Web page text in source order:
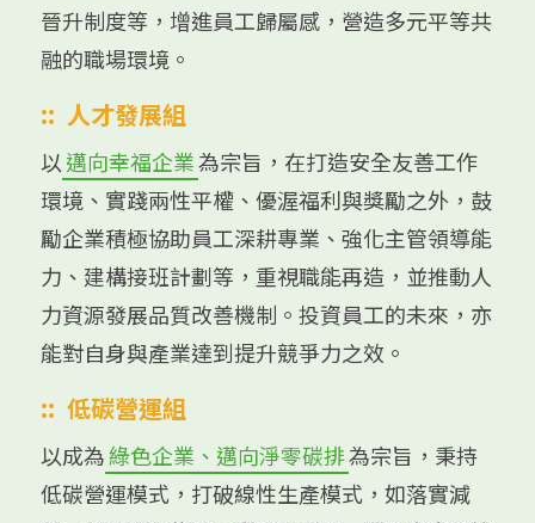
晉升制度等，增進員工歸屬感，營造多元平等共
融的職場環境。
:: 人才發展組
以 邁向幸福企業為宗旨，在打造安全友善工作
環境、實踐兩性平權、優渥福利與獎勵之外，鼓
勵企業積極協助員工深耕專業、強化主管領導能
力、建構接班計劃等，重視職能再造，並推動人
力資源發展品質改善機制。投資員工的未來，亦
能對自身與產業達到提升競爭力之效。
:: 低碳營運組
以成為綠色企業、邁向淨零碳排為宗旨，秉持
低碳營運模式，打破線性生產模式，如落實減